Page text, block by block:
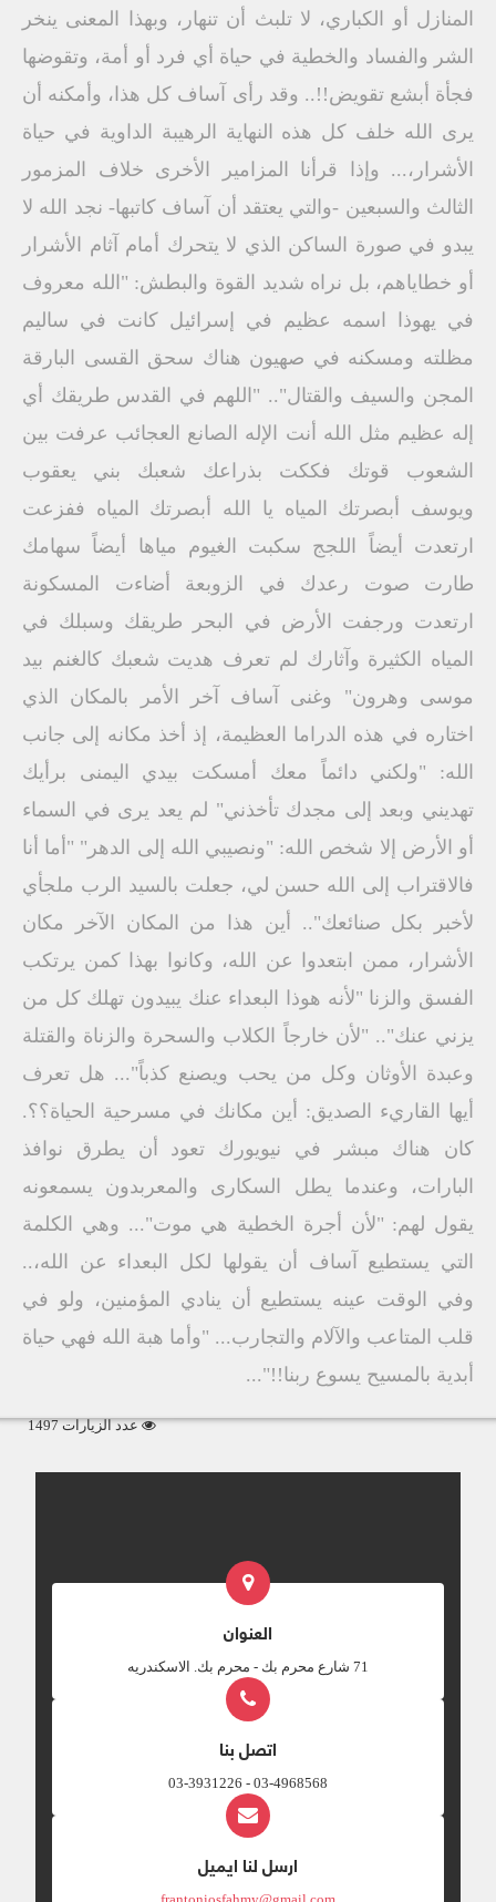
المنازل أو الكباري، لا تلبث أن تنهار، وبهذا المعنى ينخر
الشر والفساد والخطية في حياة أي فرد أو أمة، وتقوضها
فجأة أبشع تقويض!!.. وقد رأى آساف كل هذا، وأمكنه أن
يرى الله خلف كل هذه النهاية الرهيبة الداوية في حياة
الأشرار،... وإذا قرأنا المزامير الأخرى خلاف المزمور
الثالث والسبعين -والتي يعتقد أن آساف كاتبها- نجد الله لا
يبدو في صورة الساكن الذي لا يتحرك أمام آثام الأشرار
أو خطاياهم، بل نراه شديد القوة والبطش: "الله معروف
في يهوذا اسمه عظيم في إسرائيل كانت في ساليم
مظلته ومسكنه في صهيون هناك سحق القسى البارقة
المجن والسيف والقتال".. "اللهم في القدس طريقك أي
إله عظيم مثل الله أنت الإله الصانع العجائب عرفت بين
الشعوب قوتك فككت بذراعك شعبك بني يعقوب
ويوسف أبصرتك المياه يا الله أبصرتك المياه ففزعت
ارتعدت أيضاً اللجج سكبت الغيوم مياها أيضاً سهامك
طارت صوت رعدك في الزوبعة أضاءت المسكونة
ارتعدت ورجفت الأرض في البحر طريقك وسبلك في
المياه الكثيرة وآثارك لم تعرف هديت شعبك كالغنم بيد
موسى وهرون" وغنى آساف آخر الأمر بالمكان الذي
اختاره في هذه الدراما العظيمة، إذ أخذ مكانه إلى جانب
الله: "ولكني دائماً معك أمسكت بيدي اليمنى برأيك
تهديني وبعد إلى مجدك تأخذني" لم يعد يرى في السماء
أو الأرض إلا شخص الله: "ونصيبي الله إلى الدهر" "أما أنا
فالاقتراب إلى الله حسن لي، جعلت بالسيد الرب ملجأي
لأخبر بكل صنائعك".. أين هذا من المكان الآخر مكان
الأشرار، ممن ابتعدوا عن الله، وكانوا بهذا كمن يرتكب
الفسق والزنا "لأنه هوذا البعداء عنك يبيدون تهلك كل من
يزني عنك".. "لأن خارجاً الكلاب والسحرة والزناة والقتلة
وعبدة الأوثان وكل من يحب ويصنع كذباً"... هل تعرف
أيها القاريء الصديق: أين مكانك في مسرحية الحياة؟؟.
كان هناك مبشر في نيويورك تعود أن يطرق نوافذ
البارات، وعندما يطل السكارى والمعربدون يسمعونه
يقول لهم: "لأن أجرة الخطية هي موت"... وهي الكلمة
التي يستطيع آساف أن يقولها لكل البعداء عن الله،..
وفي الوقت عينه يستطيع أن ينادي المؤمنين، ولو في
قلب المتاعب والآلام والتجارب... "وأما هبة الله فهي حياة
أبدية بالمسيح يسوع ربنا!!"...
عدد الزيارات 1497
العنوان
‎71 شارع محرم بك - محرم بك. الاسكندريه
اتصل بنا
03-4968568 - 03-3931226
ارسل لنا ايميل